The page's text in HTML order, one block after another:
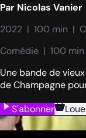
Par Nicolas Vanier
2022  |  100 min  |
Comédie  |  100
Une bande de
de Champagne
S'abonner